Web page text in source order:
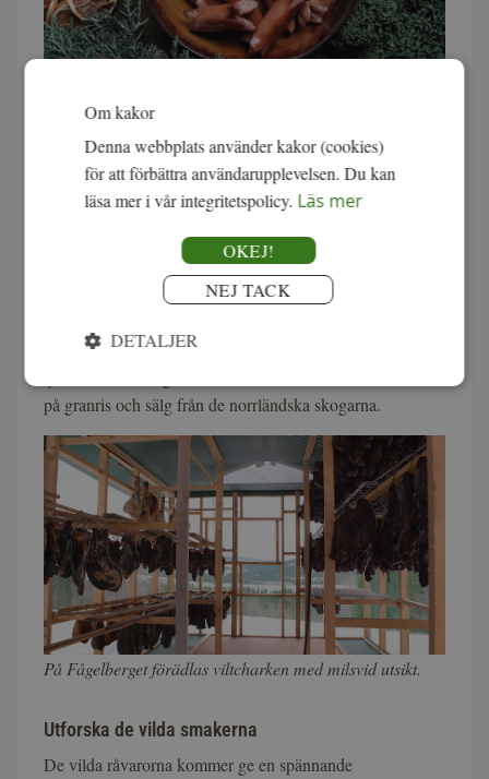
fin viltsmak.
Älskade mathantverkare
Vi är stolta över att prisbelönta mathantverkare hjälper oss
att fylla Viltjullådan med unika delikatesser. Allt är
tillverkat av eldsjälar som brinner för sitt hantverk.
kallrökt regnbågsfilé som är uppfödda i strömmande kallt
på granris och sälg från de norrländska skogarna.
På Fågelberget förädlas viltcharken med milsvid utsikt.
Utforska de vilda smakerna
De vilda råvarorna kommer ge en spännande
Om kakor
Denna webbplats använder kakor (cookies)
för att förbättra användarupplevelsen. Du kan
läsa mer i vår integritetspolicy. Läs mer
OKEJ!
NEJ TACK
DETALJER